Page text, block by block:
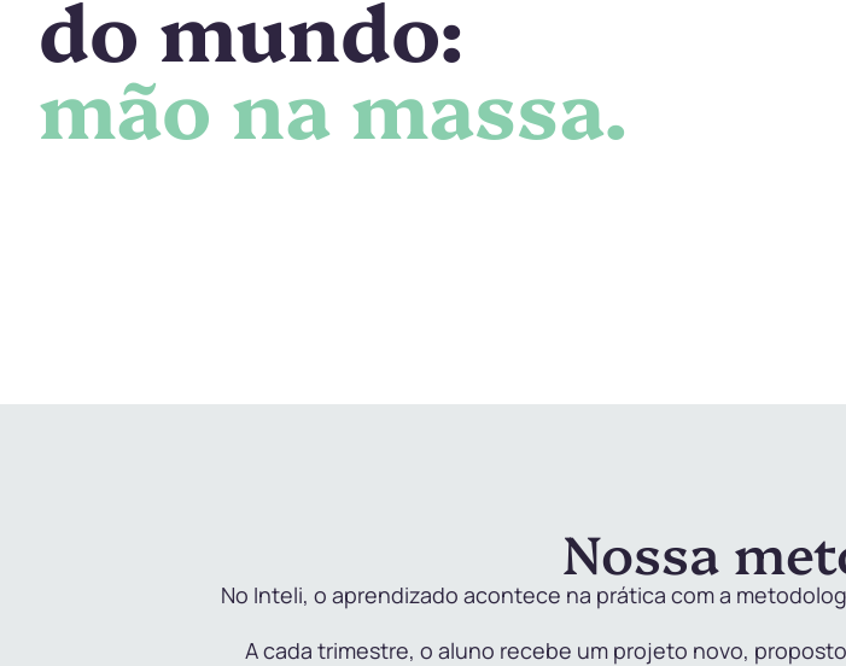
do mundo:
mão na massa.
Nossa
No Inteli, o aprendizado acontece na prática com a
A cada trimestre, o aluno recebe um projeto novo,